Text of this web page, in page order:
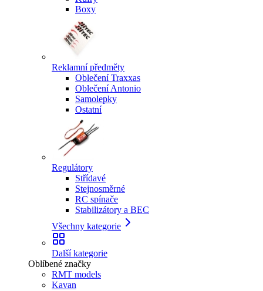
Boxy
Reklamní předměty
Oblečení Traxxas
Oblečení Antonio
Samolepky
Ostatní
Regulátory
Střídavé
Stejnosměrné
RC spínače
Stabilizátory a BEC
Všechny kategorie
Další kategorie
Oblíbené značky
RMT models
Kavan